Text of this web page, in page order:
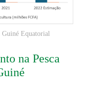
Guiné Equatorial
na Pesca